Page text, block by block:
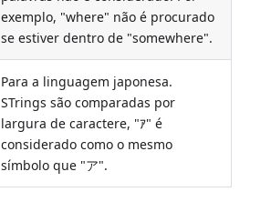
exemplo, "where" não é procurado
se estiver dentro de "somewhere".
Para a linguagem japonesa.
STrings são comparadas por
largura de caractere, "ｱ" é
considerado como o mesmo
símbolo que "ア".